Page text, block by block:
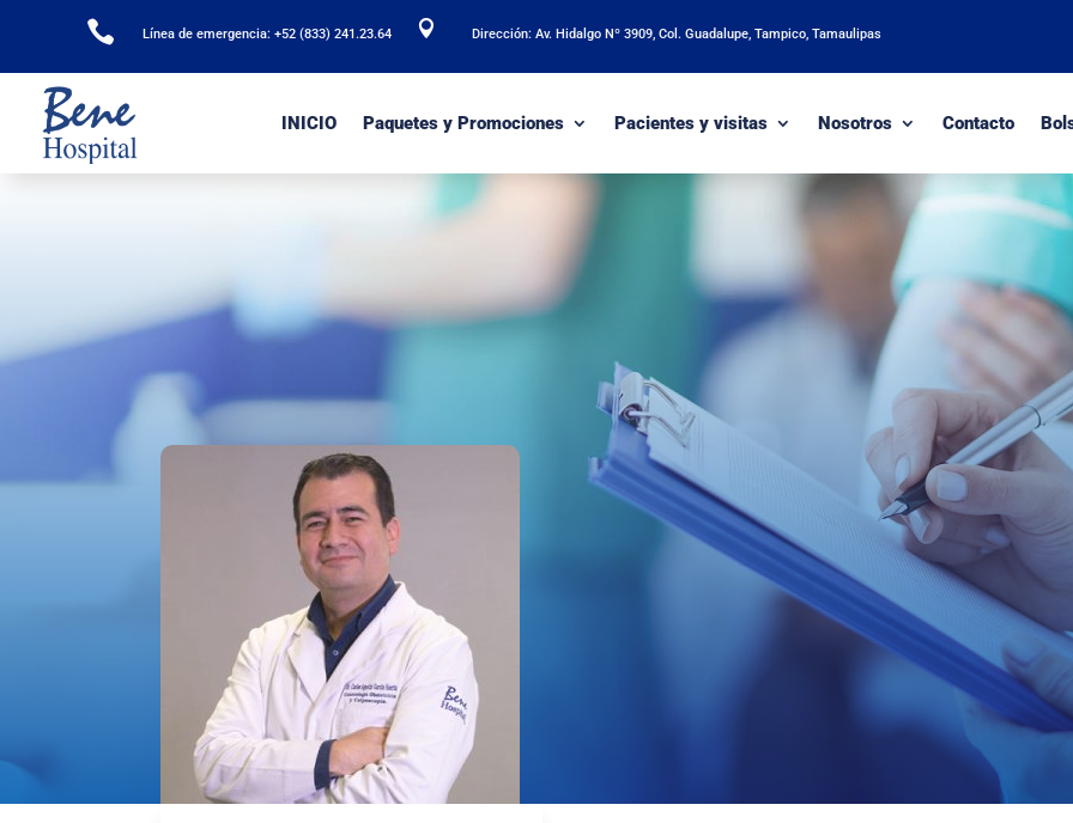
 Línea de emergencia: +52 (833) 241.23.64  Dirección: Av. Hidalgo Nº 3909, Col. Guadalupe, Tampico, Tamaulipas
INICIO Paquetes y Promociones Pacientes y visitas Nosotros Contacto